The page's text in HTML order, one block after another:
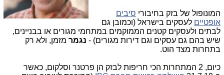
המונופול של בזק בחיבורי סיבים
אופטיים לעסקים בישראל (וכמובן גם
לבתים ולעסקים קטנים הממוקמים במתחמי מגורים או בבניינים,
שיש בהם גם עסקים וגם דירות מגורים) - נגמר מזמן, ולא רק
בתחרות מצד הוט.
כיום, 2 המתחרות הכי חריפות לבזק הן פרטנר וסלקום, כאשר